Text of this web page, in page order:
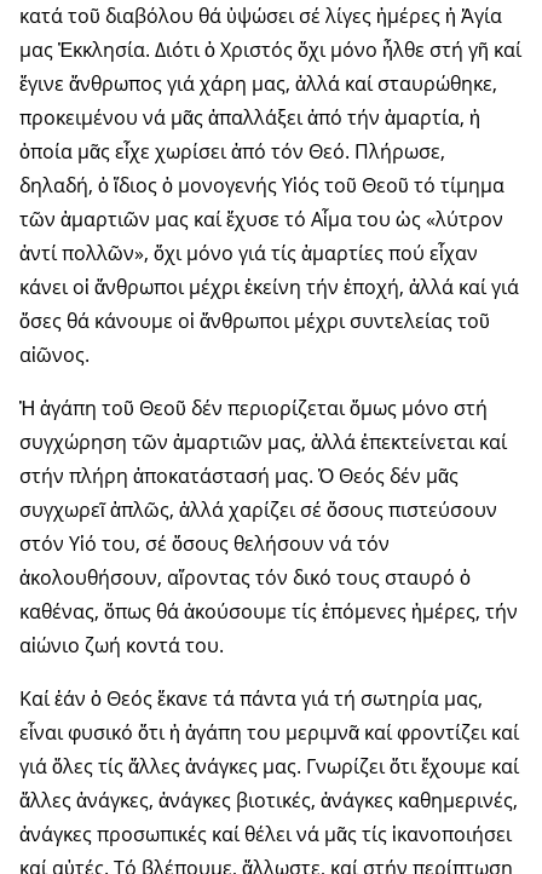
κατά τοῦ δια­βόλου θά ὑψώσει σέ λίγες ἡμέρες ἡ Ἁγία
μας Ἐκκλησία. Διότι ὁ Χρι­στός ὄχι μόνο ἦλθε στή γῆ καί
ἔγι­νε ἄνθρωπος γιά χάρη μας, ἀλλά καί σταυρώθηκε,
προκειμένου νά μᾶς ἀπαλλάξει ἀπό τήν ἁμαρτία, ἡ
ὁποία μᾶς εἶχε χωρίσει ἀπό τόν Θεό. Πλήρωσε,
δηλαδή, ὁ ἴδιος ὁ μο­νογενής Υἱός τοῦ Θεοῦ τό τίμη­μα
τῶν ἁμαρτιῶν μας καί ἔχυσε τό Αἷμα του ὡς «λύτρον
ἀντί πολ­λῶν», ὄχι μόνο γιά τίς ἁμαρτίες πού εἶχαν
κάνει οἱ ἄνθρωποι μέχρι ἐκείνη τήν ἐποχή, ἀλλά καί γιά
ὅσες θά κάνουμε οἱ ἄνθρωποι μέχρι συντελείας τοῦ
αἰῶνος.
Ἡ ἀγάπη τοῦ Θεοῦ δέν περιο­ρίζεται ὅμως μόνο στή
συγχώρηση τῶν ἁμαρτιῶν μας, ἀλλά ἐπεκτεί­νεται καί
στήν πλήρη ἀποκατά­στα­σή μας. Ὁ Θεός δέν μᾶς
συγχωρεῖ ἁπλῶς, ἀλλά χαρίζει σέ ὅσους πιστεύσουν
στόν Υἱό του, σέ ὅσους θελήσουν νά τόν
ἀκολουθήσουν, αἵροντας τόν δικό τους σταυρό ὁ
καθένας, ὅπως θά ἀκούσουμε τίς ἑπόμενες ἡμέρες, τήν
αἰώνιο ζωή κοντά του.
Καί ἐάν ὁ Θεός ἔκανε τά πάντα γιά τή σωτηρία μας,
εἶναι φυσικό ὅτι ἡ ἀγάπη του μεριμνᾶ καί φροντίζει καί
γιά ὅλες τίς ἄλλες ἀνάγκες μας. Γνωρίζει ὅτι ἔχουμε καί
ἄλλες ἀνά­γκες, ἀνάγκες βιοτικές, ἀνάγκες καθημερινές,
ἀνάγκες προσωπικές καί θέλει νά μᾶς τίς ἱκανοποιήσει
καί αὐτές. Τό βλέπουμε, ἄλλωστε, καί στήν περίπτωση